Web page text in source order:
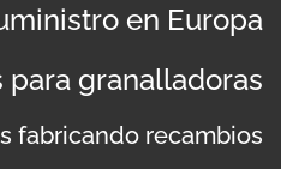
en Europa
granalladoras
fabricando recambios